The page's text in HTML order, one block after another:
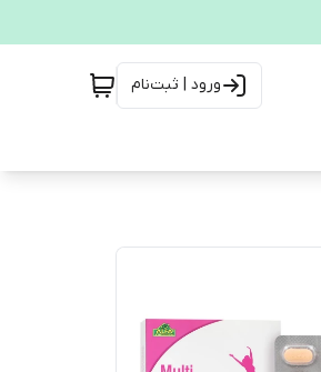
ورود | ثبت‌نام